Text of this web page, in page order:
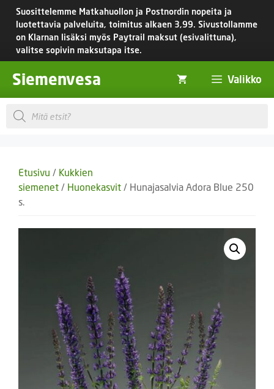
Siirry
sisältöön
Suosittelemme Matkahuollon ja Postnordin nopeita ja
luotettavia palveluita, toimitus alkaen 3,99. Sivustollamme
on Klarnan lisäksi myös Paytrail maksut (esivalittuna),
valitse sopivin maksutapa itse.
Siemenvesa Valikko
Products
search
Etusivu / Kukkien
siemenet / Huonekasvit / Hunajasalvia Adora Blue 250
s.